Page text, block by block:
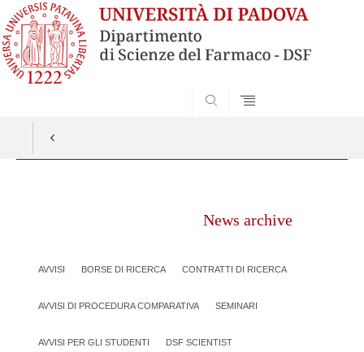
News archive
AVVISI BORSE DI RICERCA CONTRATTI DI RICERCA
AVVISI DI PROCEDURA COMPARATIVA SEMINARI
AVVISI PER GLI STUDENTI DSF SCIENTIST